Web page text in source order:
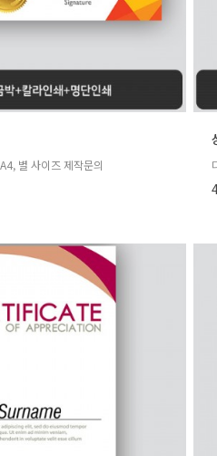
별 사이즈 제작문의